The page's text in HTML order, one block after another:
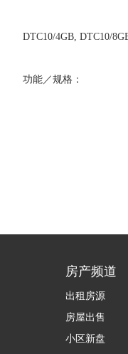
DTC10/4GB, DTC10/
功能／规格：
房产频道
出租房源
房屋出售
小区新盘